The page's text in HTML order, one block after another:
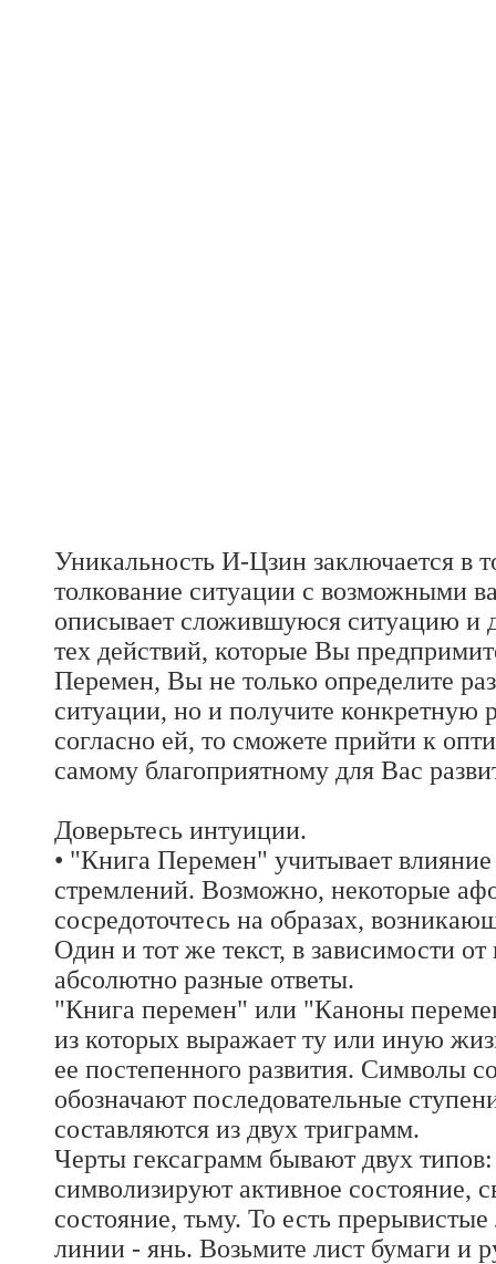
Уникальность И-Цзин заключается в
толкование ситуации с возможными
описывает сложившуюся ситуацию и
тех действий, которые Вы
Перемен, Вы не только определите
ситуации, но и получите конкретную
согласно ей, то сможете прийти к
самому благоприятному для Вас
Доверьтесь интуиции.
• "Книга Перемен" учитывает
стремлений. Возможно, некоторые
сосредоточтесь на образах,
Один и тот же текст, в зависимости
абсолютно разные ответы.
"Книга перемен" или "Каноны
из которых выражает ту или иную
ее постепенного развития. Символы
обозначают последовательные
составляются из двух триграмм.
Черты гексаграмм бывают двух
символизируют активное состояние,
состояние, тьму. То есть
линии - янь. Возьмите лист бумаги и